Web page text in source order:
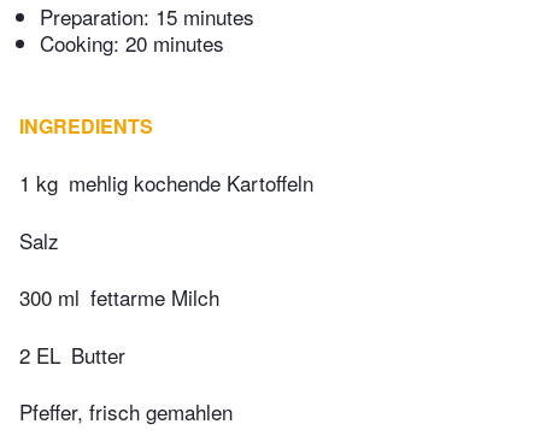
Preparation: 15 minutes
Cooking: 20 minutes
INGREDIENTS
1 kg mehlig kochende Kartoffeln
Salz
300 ml fettarme Milch
2 EL Butter
Pfeffer, frisch gemahlen